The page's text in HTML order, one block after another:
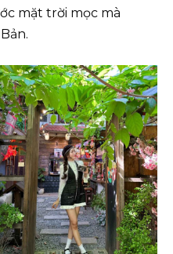
mặt trời mọc mà